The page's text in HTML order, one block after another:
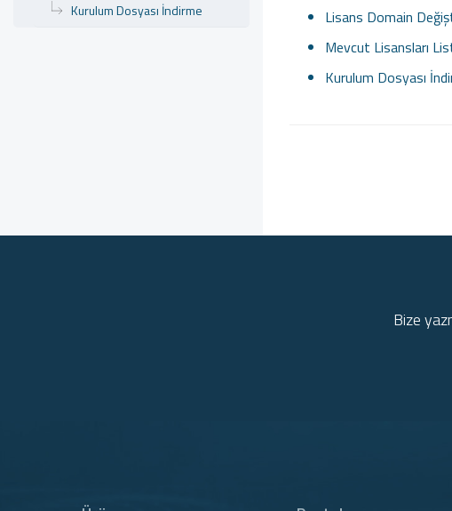
Kurulum Dosyası İndirme
Lisans Domain
Mevcut Lisansları
Kurulum Dosyası
Bize